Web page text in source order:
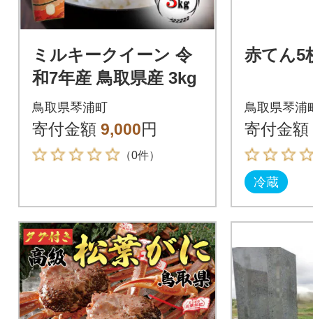
ミルキークイーン 令
和7年産 鳥取県産 3kg
鳥取県琴浦町
寄付金額 9,000円
（0件）
赤てん5
鳥取県琴浦
寄付金額
冷蔵